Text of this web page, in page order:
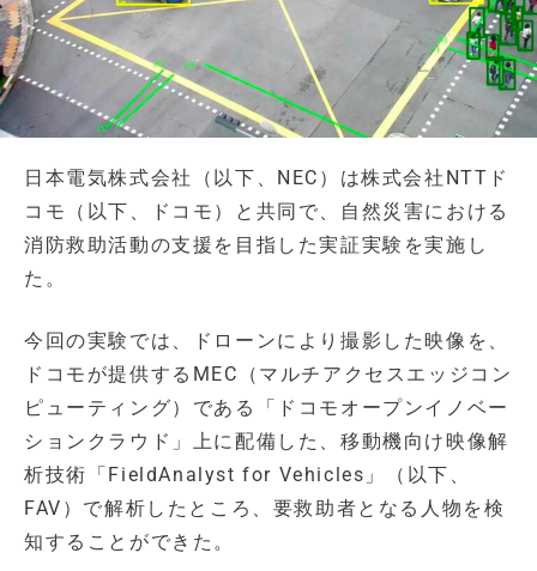
日本電気株式会社（以下、NEC）は株式会社NTTド
コモ（以下、ドコモ）と共同で、自然災害における
消防救助活動の支援を目指した実証実験を実施し
た。
今回の実験では、ドローンにより撮影した映像を、
ドコモが提供するMEC（マルチアクセスエッジコン
ピューティング）である「ドコモオープンイノベー
ションクラウド」上に配備した、移動機向け映像解
析技術「FieldAnalyst for Vehicles」（以下、
FAV）で解析したところ、要救助者となる人物を検
知することができた。